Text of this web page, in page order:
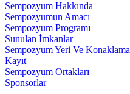
Sempozyum Hakkında
Sempozyumun Amacı
Sempozyum Programı
Sunulan İmkanlar
Sempozyum Yeri Ve Konaklama
Kayıt
Sempozyum Ortakları
Sponsorlar